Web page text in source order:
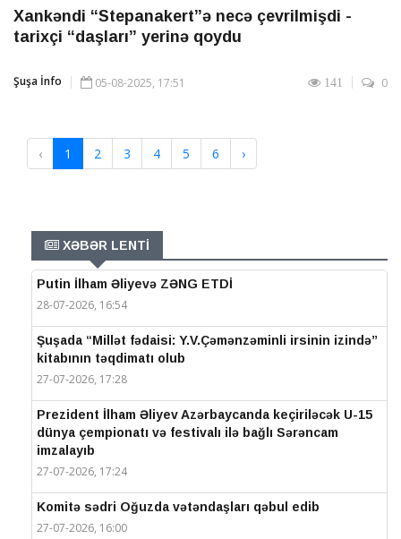
Xankəndi “Stepanakert”ə necə çevrilmişdi -
tarixçi “daşları” yerinə qoydu
Şuşa İnfo 05-08-2025, 17:51 141 0
‹ 1 2 3 4 5 6 ›
XƏBƏR LENTİ
Putin İlham Əliyevə ZƏNG ETDİ
28-07-2026, 16:54
Şuşada “Millət fədaisi: Y.V.Çəmənzəminli irsinin izində”
kitabının təqdimatı olub
27-07-2026, 17:28
Prezident İlham Əliyev Azərbaycanda keçiriləcək U-15
dünya çempionatı və festivalı ilə bağlı Sərəncam
imzalayıb
27-07-2026, 17:24
Komitə sədri Oğuzda vətəndaşları qəbul edib
27-07-2026, 16:00